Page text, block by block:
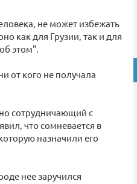
не может избежать
как для Грузии, так и для
этом".
от кого не получала
сотрудничающий с
что сомневается в
назначили его
нее заручился